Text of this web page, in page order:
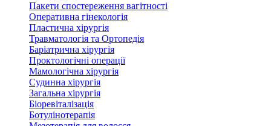
Пакети спостереження вагітності
Оперативна гінекологія
Пластична хірургія
Травматологія та Ортопедія
Баріатрична хірургія
Проктологічні операції
Мамологічна хірургія
Судинна хірургія
Загальна хірургія
Біоревіталізація
Ботулінотерапія